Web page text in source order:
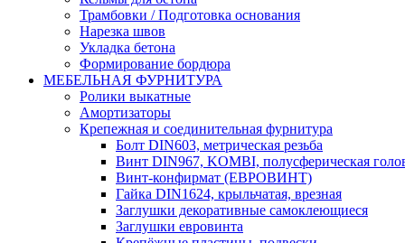
Трамбовки / Подготовка основания
Нарезка швов
Укладка бетона
Формирование бордюра
МЕБЕЛЬНАЯ ФУРНИТУРА
Ролики выкатные
Амортизаторы
Крепежная и соединительная фурнитура
Болт DIN603, метрическая резьба
Винт DIN967, KOMBI, полусферическая
Винт-конфирмат (ЕВРОВИНТ)
Гайка DIN1624, крыльчатая, врезная
Заглушки декоративные самоклеющиеся
Заглушки евровинта